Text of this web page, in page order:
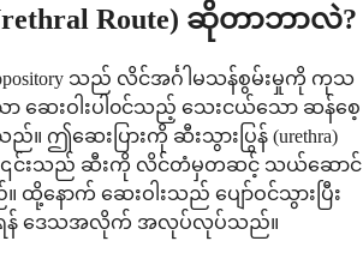
Route) ဆိုတာဘာလဲ?
suppository သည် လိင်အင်္ဂါမသန်စွမ်းမှုကို ကုသ
ဆေးဝါးပါ၀င်သည့် သေးငယ်သော ဆန်စေ့
။ ဤဆေးပြားကို ဆီးသွားပြွန် (urethra)
၎င်းသည် ဆီးကို လိင်တံမှတဆင့် သယ်ဆောင်
ထို့နောက် ဆေးဝါးသည် ပျော်ဝင်သွားပြီး
န် ဒေသအလိုက် အလုပ်လုပ်သည်။